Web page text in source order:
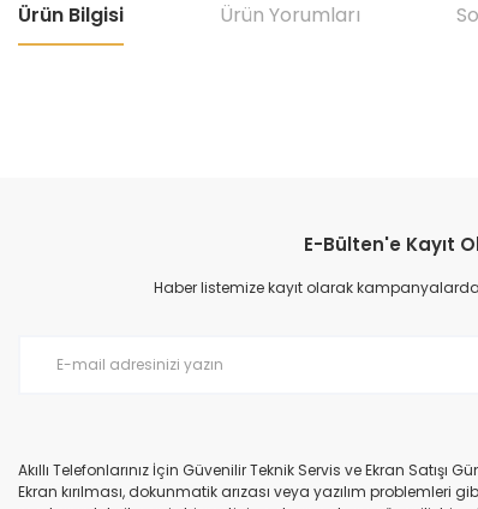
Ürün Bilgisi Ürün Yorumları
Ürün resmi kalitesiz, bozuk veya görüntülenemiyor.
Ürün açıklamasında eksik bilgiler bulunuyor.
E-Bülten'e Kayıt
Haber listemize kayıt olarak
Akıllı Telefonlarınız İçin Güvenilir Teknik Servis ve Ekran
Ekran kırılması, dokunmatik arızası veya yazılım problemleri